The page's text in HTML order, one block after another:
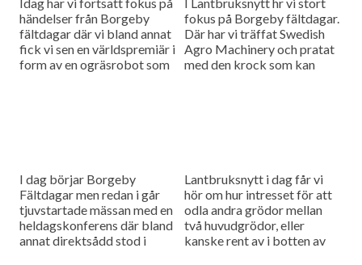
händelser från Borgeby
fältdagar där vi bland annat
fick vi sen en världspremiär i
form av en ogräsrobot som
fokus på Borgeby fältdagar.
Där har vi träffat Swedish
Agro Machinery och pratat
med den krock som kan
I dag börjar Borgeby
Fältdagar men redan i går
tjuvstartade mässan med en
heldagskonferens där bland
annat direktsådd stod i
Lantbruksnytt i dag får vi
hör om hur intresset för att
odla andra grödor mellan
två huvudgrödor, eller
kanske rent av i botten av